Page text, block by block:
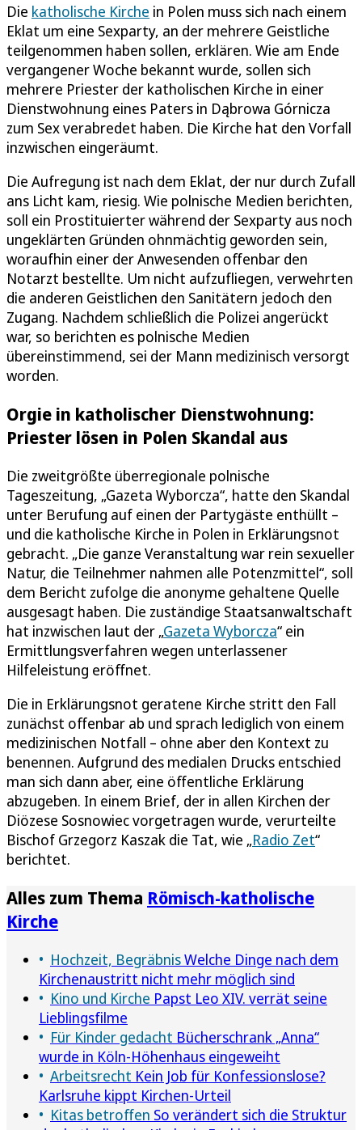
Die katholische Kirche in Polen muss sich nach einem
Eklat um eine Sexparty, an der mehrere Geistliche
teilgenommen haben sollen, erklären. Wie am Ende
vergangener Woche bekannt wurde, sollen sich
mehrere Priester der katholischen Kirche in einer
Dienstwohnung eines Paters in Dąbrowa Górnicza
zum Sex verabredet haben. Die Kirche hat den Vorfall
inzwischen eingeräumt.
Die Aufregung ist nach dem Eklat, der nur durch Zufall
ans Licht kam, riesig. Wie polnische Medien berichten,
soll ein Prostituierter während der Sexparty aus noch
ungeklärten Gründen ohnmächtig geworden sein,
woraufhin einer der Anwesenden offenbar den
Notarzt bestellte. Um nicht aufzufliegen, verwehrten
die anderen Geistlichen den Sanitätern jedoch den
Zugang. Nachdem schließlich die Polizei angerückt
war, so berichten es polnische Medien
übereinstimmend, sei der Mann medizinisch versorgt
worden.
Orgie in katholischer Dienstwohnung:
Priester lösen in Polen Skandal aus
Die zweitgrößte überregionale polnische
Tageszeitung, „Gazeta Wyborcza“, hatte den Skandal
unter Berufung auf einen der Partygäste enthüllt –
und die katholische Kirche in Polen in Erklärungsnot
gebracht. „Die ganze Veranstaltung war rein sexueller
Natur, die Teilnehmer nahmen alle Potenzmittel“, soll
dem Bericht zufolge die anonyme gehaltene Quelle
ausgesagt haben. Die zuständige Staatsanwaltschaft
hat inzwischen laut der „Gazeta Wyborcza“ ein
Ermittlungsverfahren wegen unterlassener
Hilfeleistung eröffnet.
Die in Erklärungsnot geratene Kirche stritt den Fall
zunächst offenbar ab und sprach lediglich von einem
medizinischen Notfall – ohne aber den Kontext zu
benennen. Aufgrund des medialen Drucks entschied
man sich dann aber, eine öffentliche Erklärung
abzugeben. In einem Brief, der in allen Kirchen der
Diözese Sosnowiec vorgetragen wurde, verurteilte
Bischof Grzegorz Kaszak die Tat, wie „Radio Zet“
berichtet.
Alles zum Thema Römisch-katholische
Kirche
Hochzeit, BegräbnisWelche Dinge nach dem
Kirchenaustritt nicht mehr möglich sind
Kino und Kirche Papst Leo XIV. verrät seine
Lieblingsfilme
Für Kinder gedacht Bücherschrank „Anna“
wurde in Köln-Höhenhaus eingeweiht
Arbeitsrecht Kein Job für Konfessionslose?
Karlsruhe kippt Kirchen-Urteil
Kitas betroffen So verändert sich die Struktur